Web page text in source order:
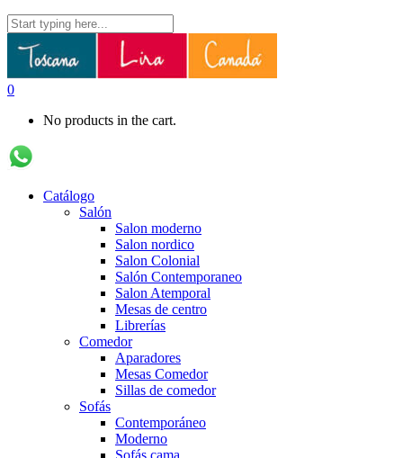
0
No products in the cart.
Catálogo
Salón
Salon moderno
Salon nordico
Salon Colonial
Salón Contemporaneo
Salon Atemporal
Mesas de centro
Librerías
Comedor
Aparadores
Mesas Comedor
Sillas de comedor
Sofás
Contemporáneo
Moderno
Sofás cama